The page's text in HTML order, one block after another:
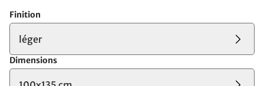
Finition
léger
Dimensions